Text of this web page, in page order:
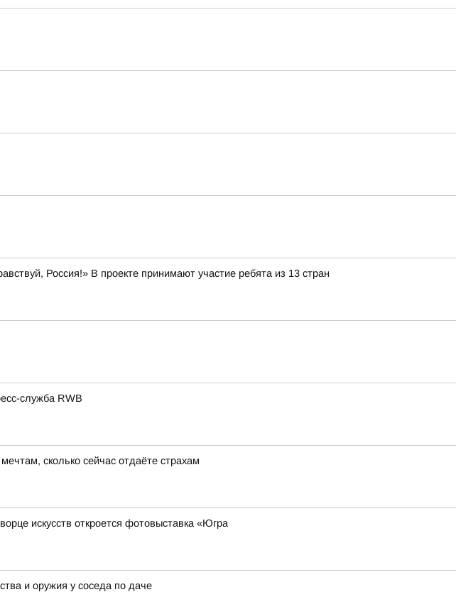
Россия!» В проекте принимают участие ребята из 13 стран
служба RWB
сколько сейчас отдаёте страхам
искусств откроется фотовыставка «Югра
и оружия у соседа по даче